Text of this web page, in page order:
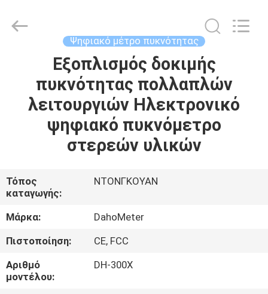
ΠΡΟΪΌΝΤΑ
ΠΕΡΊΠΟΥ
ΓΎΡΟΣ
ΕΡΓΟΣΤΑΣΊΩΝ
ΠΟΙΟΤΙΚΌΣ
ΈΛΕΓΧΟΣ
2018
Guangdong Hongtuo Instrument Technology Co.,Ltd.
Ψηφιακό μέτρο πυκνότητας
Εξοπλισμός δοκιμής
πυκνότητας πολλαπλών
λειτουργιών Ηλεκτρονικό
ψηφιακό πυκνόμετρο
στερεών υλικών
Τόπος
καταγωγής:
ΝΤΟΝΓΚΟΥΑΝ
Μάρκα:
DahoMeter
Πιστοποίηση:
CE, FCC
Αριθμό
μοντέλου:
DH-300X